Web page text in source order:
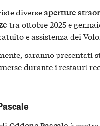
diverseaperture
tra ottobre 2025 e
e assistenza dei
saranno presentati
durante i restauri